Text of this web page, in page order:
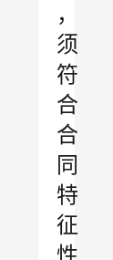
，
须
符
合
合
同
特
征